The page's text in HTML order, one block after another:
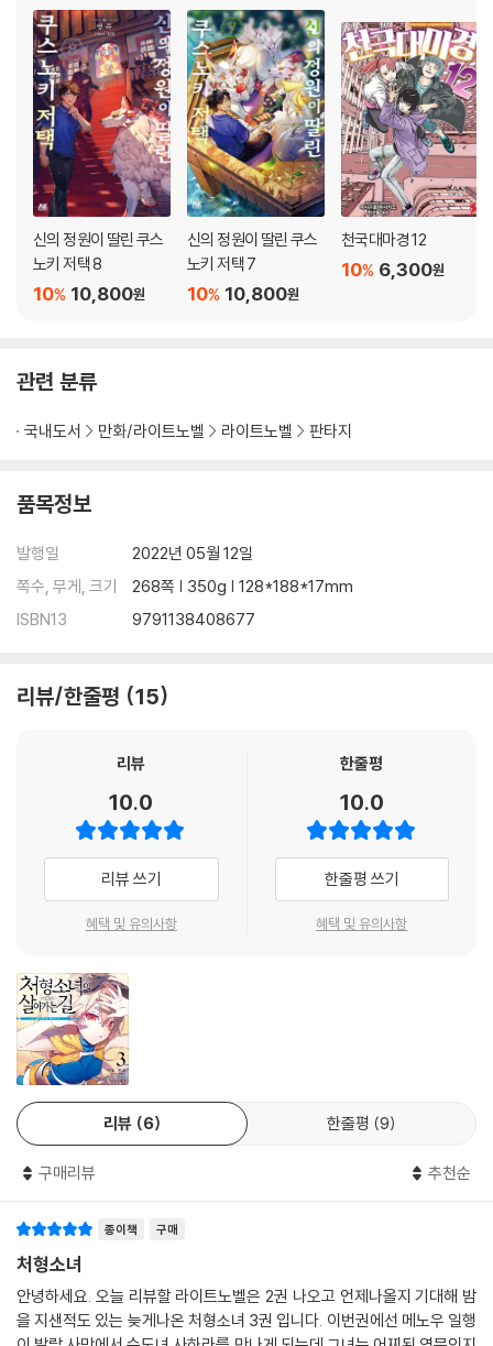
신의 정원이 딸린 쿠스
노키 저택 8
10,800원
10%
신의 정원이 딸린 쿠스
노키 저택 7
10,800원
10%
천국대마경 12
6,300원
10%
관련 분류
국내도서 만화/라이트노벨 라이트노벨 판타지
품목정보
발행일
2022년 05월 12일
쪽수, 무게, 크기
268쪽 | 350g | 128*188*17mm
ISBN13
9791138408677
리뷰/한줄평 15
리뷰
10.0
리뷰 쓰기
혜택 및 유의사항
한줄평
10.0
한줄평 쓰기
혜택 및 유의사항
리뷰 6 한줄평 9
구매리뷰 추천순
종이책 구매
처형소녀
안녕하세요. 오늘 리뷰할 라이트노벨은 2권 나오고 언제나올지 기대해 밤
을 지샌적도 있는 늦게나온 처형소녀 3권 입니다. 이번권에선 메노우 일행